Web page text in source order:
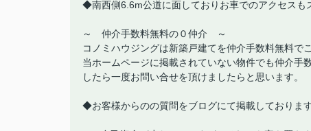
◆南西側6.6m公道に面しておりお車でのアクセスも
～ 仲介手数料無料の０仲介 ～
コノミハウジングは新築戸建てを仲介手数料無料
当ホームページに掲載されていない物件でも仲介手
したら一度お問い合せを頂けましたらと思います。
◆お客様からのの質問をブログにて掲載しております